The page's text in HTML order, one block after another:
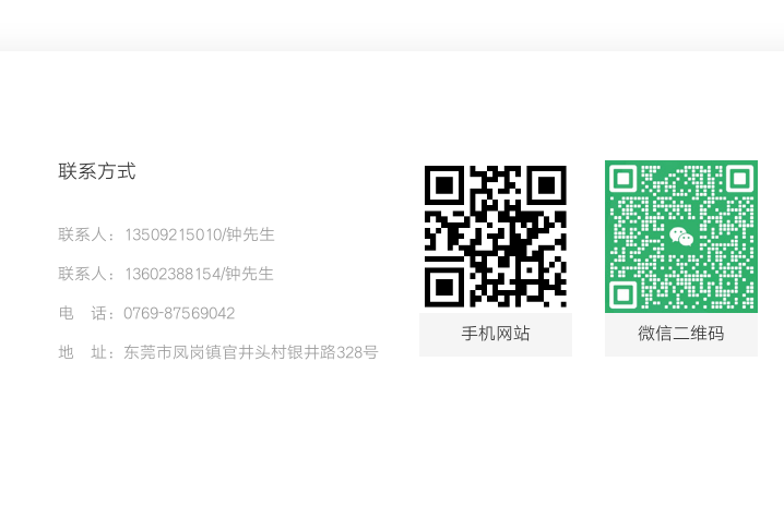
联系方式
联系人：13509215010/钟先生
联系人：13602388154/钟先生
电 话：0769-87569042
地 址：东莞市凤岗镇官井头村银井路328号
手机网站 微信二维码